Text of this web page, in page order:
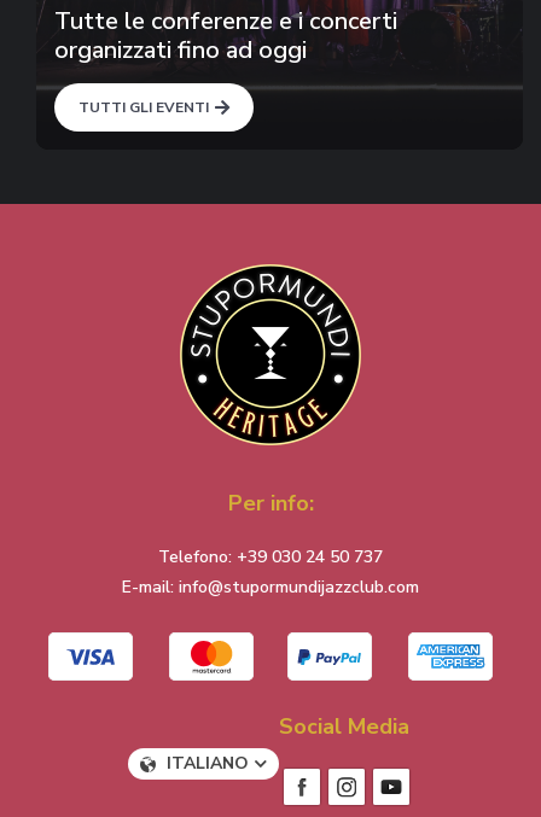
Tutte le conferenze e i concerti
organizzati fino ad oggi
TUTTI GLI EVENTI
Per info:
Telefono: +39 030 24 50 737
E-mail: info@stupormundijazzclub.com
ITALIANO
Social Media